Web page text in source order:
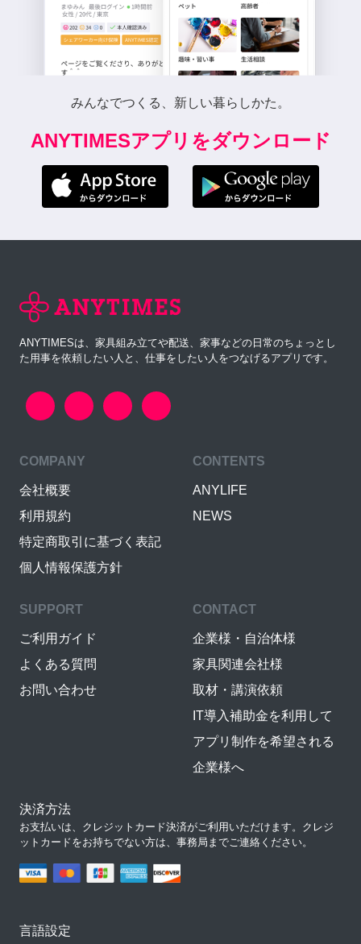
みんなでつくる、新しい暮らしかた。
ANYTIMESアプリをダウンロード
ANYTIMESは、家具組み立てや配送、家事などの日常のちょっとし
た用事を依頼したい人と、仕事をしたい人をつなげるアプリです。
COMPANY
会社概要
利用規約
特定商取引に基づく表記
個人情報保護方針
CONTENTS
ANYLIFE
NEWS
SUPPORT
ご利用ガイド
よくある質問
お問い合わせ
CONTACT
企業様・自治体様
家具関連会社様
取材・講演依頼
IT導入補助金を利用して
アプリ制作を希望される
企業様へ
決済方法
お支払いは、クレジットカード決済がご利用いただけます。クレジ
ットカードをお持ちでない方は、事務局までご連絡ください。
言語設定